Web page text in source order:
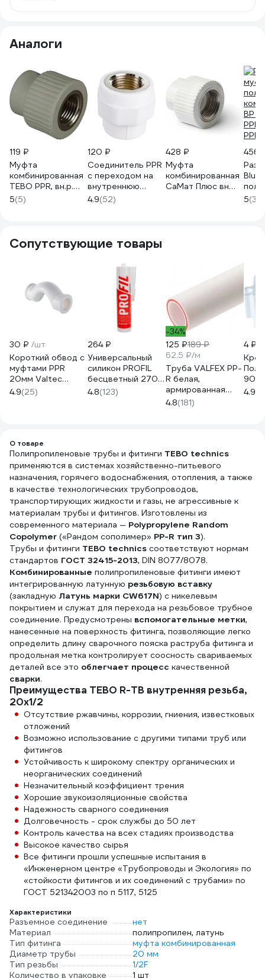
Аналоги
119 ₽
Муфта
комбинированная
TEBO PPR, вн.р.
20x1/2, серый
031023402
5(5)
120 ₽
Соединитель PPR
с переходом на
внутреннюю
резьбу 20х1/2
Valtec
4.9(52)
428 ₽
Муфта
комбинированная
СаМат Плюс вн
456
Blue
ВР
5(3)
Сопутствующие товары
30 ₽ /шт
Короткий обвод с
муфтами PPR
20мм Valtec
VTp.776.S.020
4.9(25)
264 ₽
Универсальный
силикон PROFIL
бесцветный 270
мл 123081
4.8(123)
-34%
125 ₽189 ₽
62.5 ₽/м
Труба VALFEX PP-
R белая,
армированная
стекловолокном,
20х3.4 мм, 2 м, Т
4.8(181)
4 ₽
4.9
О товаре
Полипропиленовые трубы и фитинги TEBO technics
применяются в системах хозяйственно-питьевого
назначения, горячего водоснабжения, отопления, а также
в качестве технологических трубопроводов,
транспортирующих жидкости и газы, не агрессивные к
материалам трубы и фитингов. Изготовлены из
современного материала — Polypropylene Random
Copolymer («Рандом сополимер» PP-R тип 3).
Трубы и фитинги TEBO technics соответствуют нормам
стандартов ГОСТ 32415-2013, DIN 8077/8078.
Комбинированные полипропиленовые фитинги имеют
интегрированную латунную резьбовую вставку
(закладную Латунь марки CW617N) с никелевым
покрытием и служат для перехода на резьбовое трубное
соединение. Предусмотрены вспомогательные метки,
нанесенные на поверхность фитинга, позволяющие легко
определить длину сварочного пояска раструба фитинга и
продольная метка контролирует соосность свариваемых
деталей все это облегчает процесс качественной
сварки.
Преимущества TEBO R-TB внутренняя резьба,
20x1/2
Отсутствие ржавчины, коррозии, гниения, известковых
отложений
Возможно использование с другими типами труб или
фитингов
Устойчивость к широкому спектру органических и
неорганических соединений
Незначительный коэффициент трения
Хорошие звукоизоляционные свойства
Надежность сварного соединения
Долговечность - срок службы до 50 лет
Контроль качества на всех стадиях производства
Высокое качество сырья
Все фитинги прошли успешные испытания в
«Инженерном центре «Трубопроводы и Экология» по
«стойкости фитингов и их соединений с трубами» по
ГОСТ 521342003 по п 5117, 5125
Характеристики
Разъемное соединение
нет
Материал
полипропилен, латунь
Тип фитинга
муфта комбинированная
Диаметр трубы
20 мм
Тип резьбы
1/2F
Количество в упаковке
1 шт